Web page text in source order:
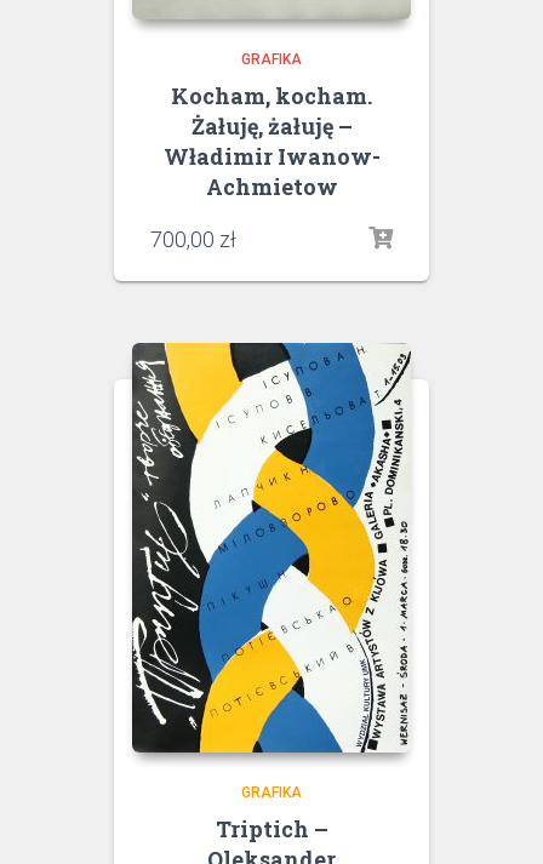
GRAFIKA
Kocham, kocham.
Żałuję, żałuję –
Władimir Iwanow-
Achmietow
700,00 zł
GRAFIKA
Triptich –